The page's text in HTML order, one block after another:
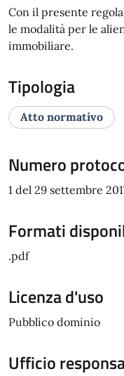
Con il presente
le modalità per le
immobiliare.
Tipologia
Atto normativo
Numero
1 del 29 settembre
Formati
.pdf
Licenza d'uso
Pubblico dominio
Ufficio